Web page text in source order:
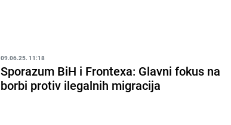
09.06.25. 11:18
Sporazum BiH i Frontexa: Glavni fokus na
borbi protiv ilegalnih migracija